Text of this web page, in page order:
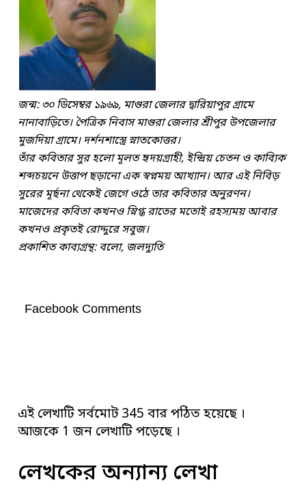
জন্ম: ৩০ ডিসেম্বর ১৯৬৯, মাগুরা জেলার দ্বারিয়াপুর গ্রামে
নানাবাড়িতে। পৈত্রিক নিবাস মাগুরা জেলার শ্রীপুর উপজেলার
মুজদিয়া গ্রামে। দর্শনশাস্ত্রে স্নাতকোত্তর।
তাঁর কবিতার সুর হলো মূলত হৃদয়গ্রাহী, ইন্দ্রিয় চেতন ও কাব্যিক
শব্দচয়নে উত্তাপ ছড়ানো এক স্বপ্নময় আখ্যান। আর এই নিবিড়
সুরের মূর্ছনা থেকেই জেগে ওঠে তার কবিতার অনুরণন।
মাজেদের কবিতা কখনও স্নিগ্ধ রাতের মতোই রহস্যময় আবার
কখনও প্রকৃতই রোদ্দুরে সবুজ।
প্রকাশিত কাব্যগ্রন্থ: বলো, জলদ্যুতি
Facebook Comments
এই লেখাটি সর্বমোট 345 বার পঠিত হয়েছে ।
আজকে 1 জন লেখাটি পড়েছে ।
লেখকের অন্যান্য লেখা